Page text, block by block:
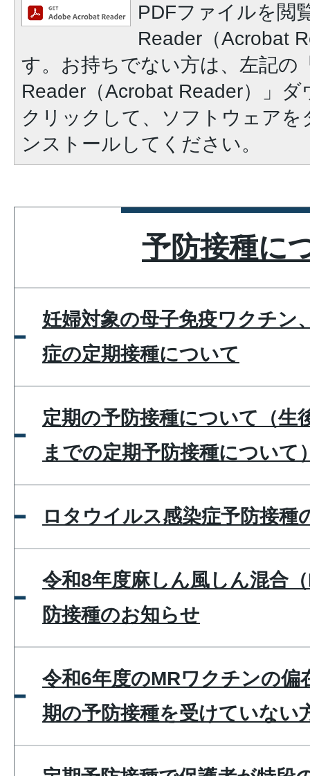
PDFファイルを閲
Reader（Acrobat
す。お持ちでない方は、左記の
Reader（Acrobat Reader）」
クリックして、ソフトウェア
ンストールしてください。
予防接種に
妊婦対象の母子免疫ワクチン
症の定期接種について
定期の予防接種について（生
までの定期予防接種について
ロタウイルス感染症予防接種
令和8年度麻しん風しん混合
防接種のお知らせ
令和6年度のMRワクチンの偏
期の予防接種を受けていない